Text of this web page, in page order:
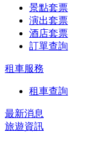
景點套票
演出套票
酒店套票
訂單查詢
租車服務
租車查詢
最新消息
旅遊資訊